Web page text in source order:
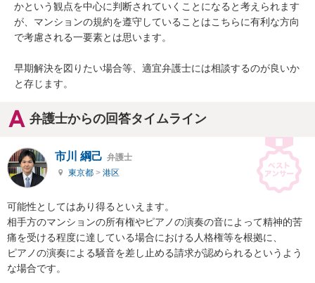
かという観点を中心に判断されていくことになると考えられます
が、マンションの規約を遵守していることはこちらに有利な方向
で考慮される一要素とは思います。
早期解決を図りたい場合等、適宜弁護士には相談するのが良いか
と存じます。
弁護士からの回答タイムライン
市川 綱己 弁護士
東京都 > 港区
可能性としてはあり得るといえます。
相手方のマンションの所有権やピアノの演奏の音によって精神的苦
痛を受ける程度に達している場合における人格権等を根拠に、
ピアノの演奏による騒音を差し止める請求が認められるというよう
な場合です。